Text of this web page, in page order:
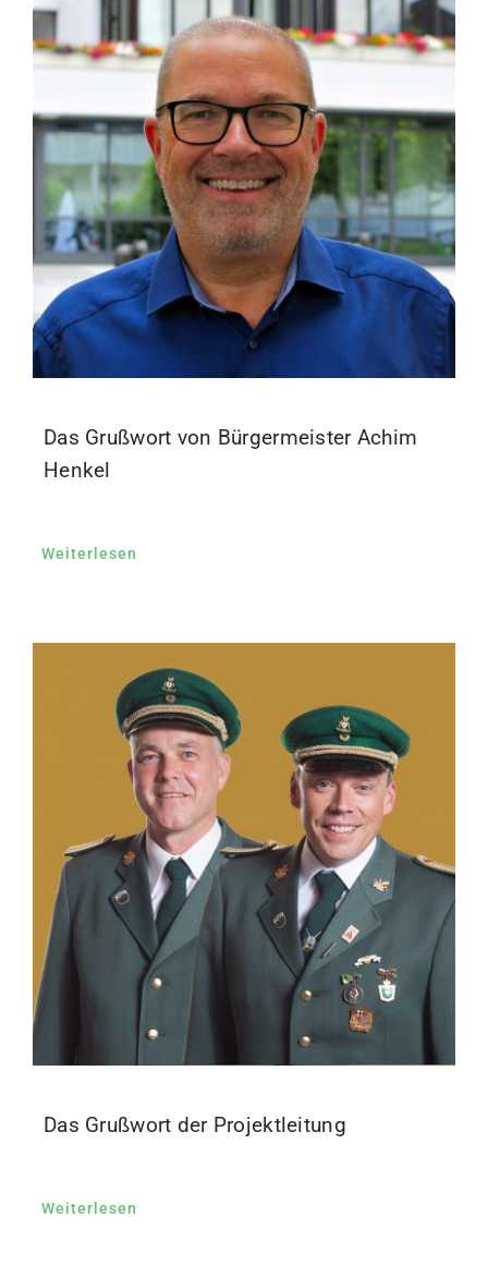
Das Grußwort von Bürgermeister Achim
Henkel
Weiterlesen
Das Grußwort der Projektleitung
Weiterlesen